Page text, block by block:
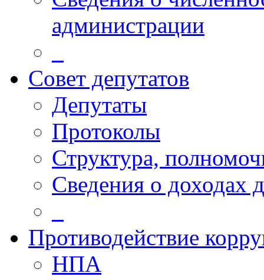
администрации
Совет депутатов
Депутаты
Протоколы
Структура,
Сведения о доходах
Противодействие
НПА